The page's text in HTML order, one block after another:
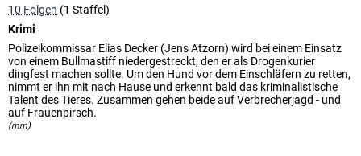
10 Folgen (1 Staffel)
Krimi
Polizeikommissar Elias Decker (Jens Atzorn) wird bei einem Einsatz
von einem Bullmastiff niedergestreckt, den er als Drogenkurier
dingfest machen sollte. Um den Hund vor dem Einschläfern zu retten,
nimmt er ihn mit nach Hause und erkennt bald das kriminalistische
Talent des Tieres. Zusammen gehen beide auf Verbrecherjagd - und
auf Frauenpirsch.
(mm)